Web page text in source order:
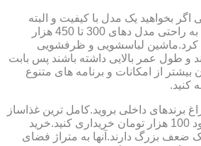
بخواهید یک مدل با کیفیت و البته
مخزن دار را انتخاب کنید به راحتی مدل دهای 300 تا 450 هزار
کرد.ماشین لباسشویی و ظرفشویی
و طول عمر بالایی داشته باشند پس بابت
از امکانات و برنامه های متنوع
برندهای داخلی بروید.کامل ترین غذاساز
داخلی را می توانید با حدود 100 هزار تومان خریداری کنید.خرید
ضعف بزرگ دارند.آنها به متراژ فضای